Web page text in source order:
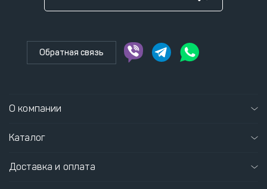
Обратная связь
О компании
Каталог
Доставка и оплата